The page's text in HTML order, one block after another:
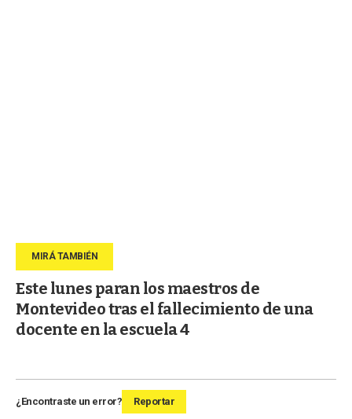
Este lunes paran los maestros de
Montevideo tras el fallecimiento de una
docente en la escuela 4
¿Encontraste un error? Reportar